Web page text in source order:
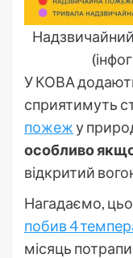
У КОВА
сприятимуть
пожежу
особливо
відкритий
Нагадаємо,
побив 4
місяць